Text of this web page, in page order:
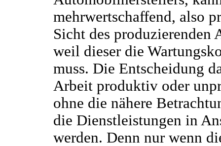
mehrwertschaffend, also
Sicht des
weil dieser die
muss. Die Entscheidung
Arbeit produktiv oder
ohne die nähere
die Dienstleistungen in
werden. Denn nur wenn